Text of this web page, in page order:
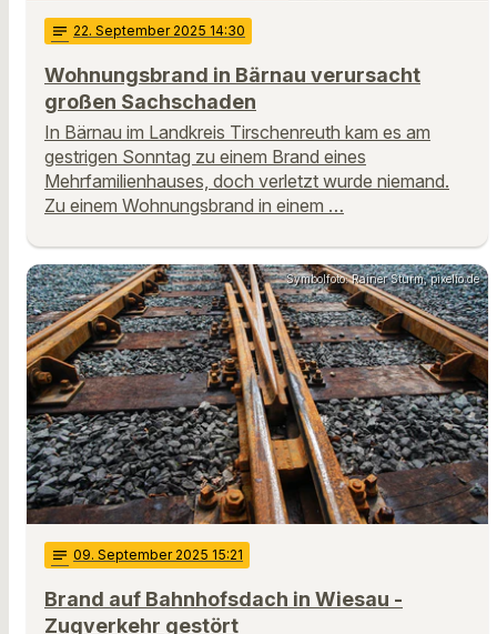
notes 22. September 2025 14:30
Wohnungsbrand in Bärnau verursacht
großen Sachschaden
In Bärnau im Landkreis Tirschenreuth kam es am
gestrigen Sonntag zu einem Brand eines
Mehrfamilienhauses, doch verletzt wurde niemand.
Zu einem Wohnungsbrand in einem …
Symbolfoto: Rainer Sturm, pixelio.de
notes 09. September 2025 15:21
Brand auf Bahnhofsdach in Wiesau -
Zugverkehr gestört